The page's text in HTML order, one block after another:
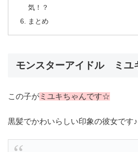
気！？
まとめ
モンスターアイドル ミユ
この子が ミユキちゃんです☆
黒髪でかわいらしい印象の彼女です♪